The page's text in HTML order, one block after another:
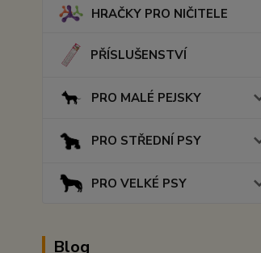
HRAČKY PRO NIČITELE
PŘÍSLUŠENSTVÍ
PRO MALÉ PEJSKY
PRO STŘEDNÍ PSY
PRO VELKÉ PSY
Blog